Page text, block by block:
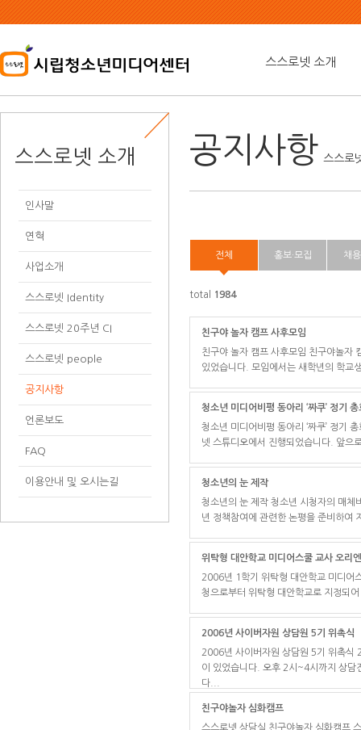
본
문
용
바
가
기
스스로넷 소개
스스로넷 소개
인사말
연혁
사업소개
스스로넷 Identity
스스로넷 20주년 CI
스스로넷 people
공지사항
언론보도
FAQ
이용안내 및 오시는길
공지사항 스스로
전체 홍보·모집 채
total 1984
친구야 놀자 캠프 사후모임
친구야 놀자 캠프 사후모임 친구야놀자
있었습니다. 모임에서는 새학년의 학교
청소년 미디어비평 동아리 ‘짜쿠’ 정기 총
청소년 미디어비평 동아리 ‘짜쿠’ 정기
넷 스튜디오에서 진행되었습니다. 앞으
청소년의 눈 제작
청소년의 눈 제작 청소년 시청자의 매체
년 정책참여에 관련한 논평을 준비하여
위탁형 대안학교 미디어스쿨 교사 오리
2006년 1학기 위탁형 대안학교 미디어
청으로부터 위탁형 대안학교로 지정되
2006년 사이버자원 상담원 5기 위촉식
2006년 사이버자원 상담원 5기 위촉식
이 있었습니다. 오후 2시~4시까지 상담
다...
친구야놀자 심화캠프
스스로넷 상담실 친구야놀자 심화캠프